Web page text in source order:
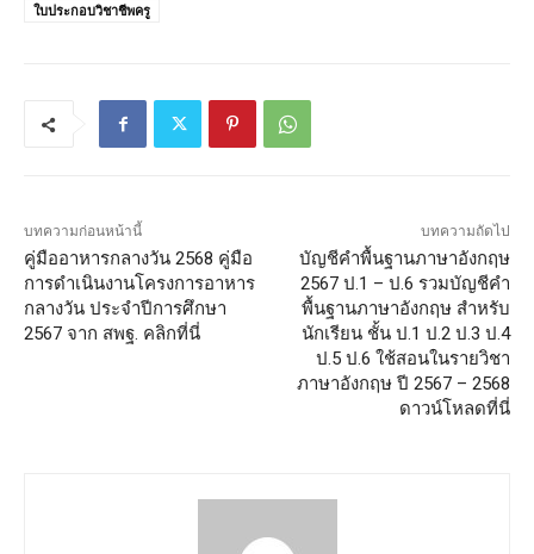
ใบประกอบวิชาชีพครู
บทความก่อนหน้านี้
คู่มืออาหารกลางวัน 2568 คู่มือ
การดำเนินงานโครงการอาหาร
กลางวัน ประจำปีการศึกษา
2567 จาก สพฐ. คลิกที่นี่
บทความถัดไป
บัญชีคําพื้นฐานภาษาอังกฤษ
2567 ป.1 – ป.6 รวมบัญชีคํา
พื้นฐานภาษาอังกฤษ สำหรับ
นักเรียน ชั้น ป.1 ป.2 ป.3 ป.4
ป.5 ป.6 ใช้สอนในรายวิชา
ภาษาอังกฤษ ปี 2567 – 2568
ดาวน์โหลดที่นี่